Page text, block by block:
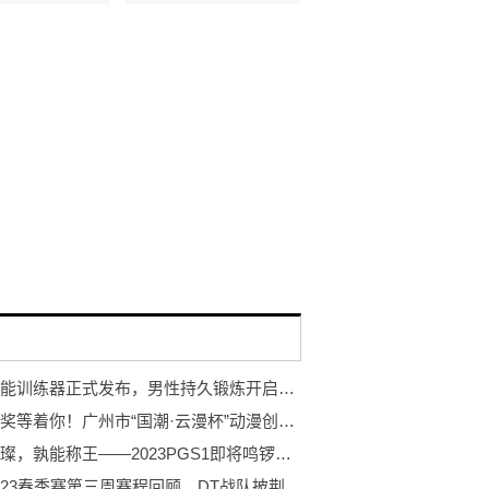
岩石智能训练器正式发布，男性持久锻炼开启智能浪潮
万元大奖等着你！广州市“国潮·云漫杯”动漫创作大赛开赛！
巨星璀璨，孰能称王——2023PGS1即将鸣锣开赛！